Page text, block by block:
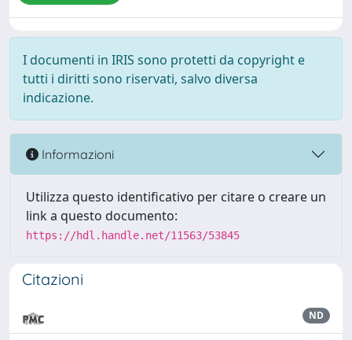
I documenti in IRIS sono protetti da copyright e
tutti i diritti sono riservati, salvo diversa
indicazione.
Informazioni
Utilizza questo identificativo per citare o creare un
link a questo documento:
https://hdl.handle.net/11563/53845
Citazioni
ND